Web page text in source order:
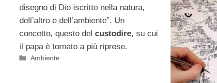
disegno di Dio iscritto nella natura,
dell’altro e dell’ambiente”. Un
concetto, questo del custodire, su cui
il papa è tornato a più riprese.
Categorie
Ambiente